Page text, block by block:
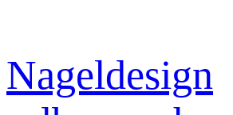
springen
Nageldesign